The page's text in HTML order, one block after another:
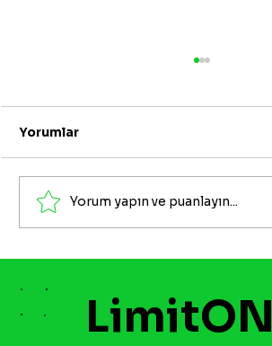
Yorumlar
Yorum yapın ve puanlayın...
LimitON